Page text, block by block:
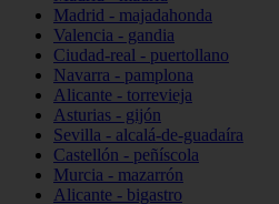
Madrid - majadahonda
Valencia - gandia
Ciudad-real - puertollano
Navarra - pamplona
Alicante - torrevieja
Asturias - gijón
Sevilla - alcalá-de-guadaíra
Castellón - peñíscola
Murcia - mazarrón
Alicante - bigastro